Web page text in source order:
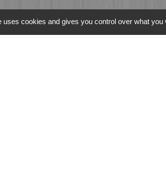
Liens
uses cookies and gives you control over what you